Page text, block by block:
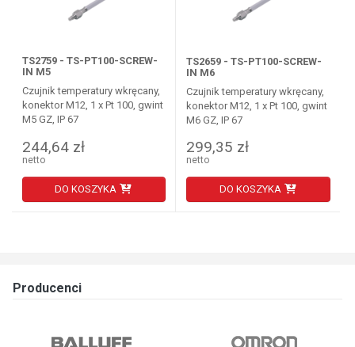
TS2759 - TS-PT100-SCREW-
IN M5
Czujnik temperatury wkręcany,
konektor M12, 1 x Pt 100, gwint
M5 GZ, IP 67
244,64 zł
netto
DO KOSZYKA
TS2659 - TS-PT100-SCREW-
IN M6
Czujnik temperatury wkręcany,
konektor M12, 1 x Pt 100, gwint
M6 GZ, IP 67
299,35 zł
netto
DO KOSZYKA
Producenci